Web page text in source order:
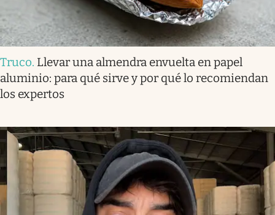
Truco. Llevar una almendra envuelta en papel
aluminio: para qué sirve y por qué lo recomiendan
los expertos